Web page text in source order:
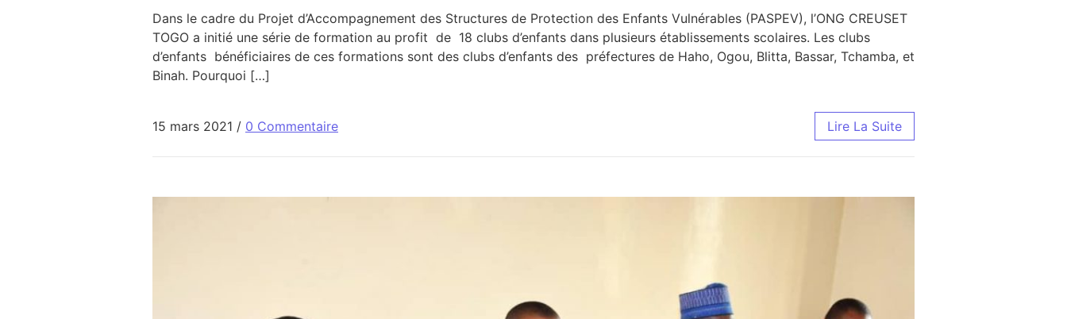
Dans le cadre du Projet d’Accompagnement des Structures de Protection des Enfants Vulnérables (PASPEV), l’ONG CREUSET
TOGO a initié une série de formation au profit de 18 clubs d’enfants dans plusieurs établissements scolaires. Les clubs
d’enfants bénéficiaires de ces formations sont des clubs d’enfants des préfectures de Haho, Ogou, Blitta, Bassar, Tchamba, et
Binah. Pourquoi […]
15 mars 2021 / 0 Commentaire Lire La Suite